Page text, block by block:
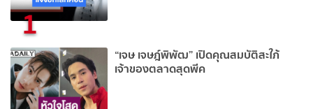
1
“เจษ เจษฎ์พิพัฒ” เปิดคุณสมบัติสะใภ้
เจ้าของตลาดสุดพีค